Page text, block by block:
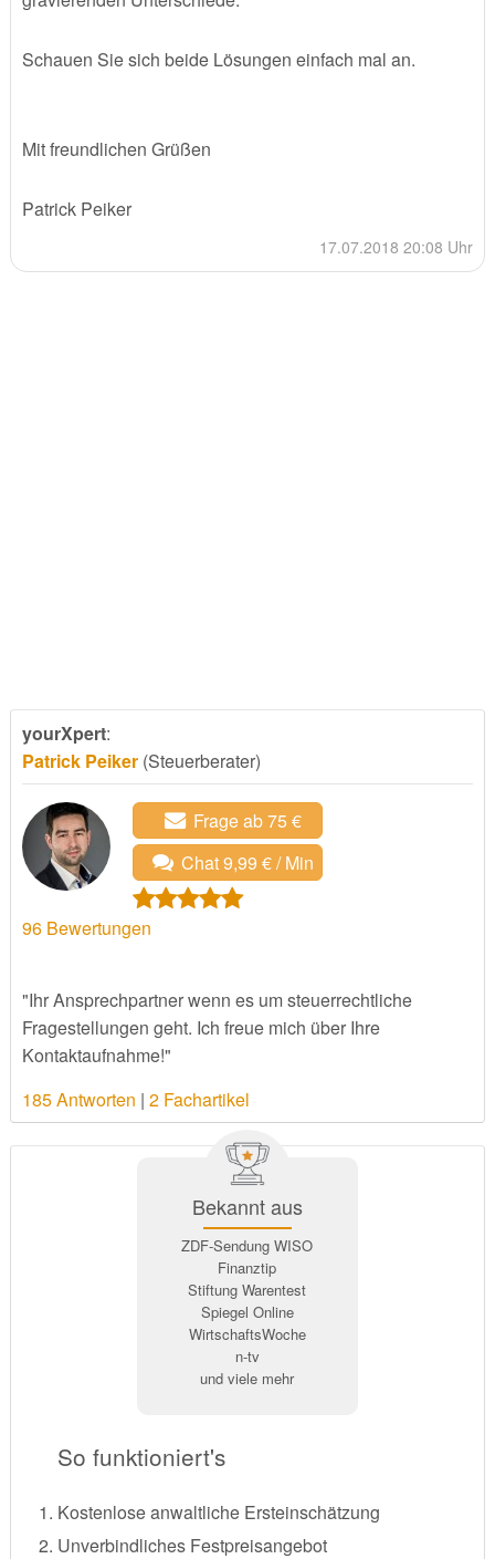
Schauen Sie sich beide Lösungen einfach mal an.
Mit freundlichen Grüßen
Patrick Peiker
17.07.2018 20:08 Uhr
yourXpert:
Patrick Peiker(Steuerberater)
Frage ab 75 €
Chat 9,99 € / Min
96Bewertungen
"Ihr Ansprechpartner wenn es um steuerrechtliche
Fragestellungen geht. Ich freue mich über Ihre
Kontaktaufnahme!"
185 Antworten | 2 Fachartikel
Bekannt aus
ZDF-Sendung WISO
Finanztip
Stiftung Warentest
Spiegel Online
WirtschaftsWoche
n-tv
und viele mehr
So funktioniert's
Kostenlose anwaltliche Ersteinschätzung
Unverbindliches Festpreisangebot